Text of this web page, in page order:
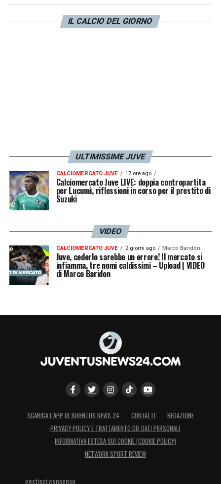
porterò per sempre con me è una
sensazione. La sensazione di essere stata
campo e nelle sedi in cui si prendono certe
LA PLAYLIST DELLE NOSTRE TOP NEWS
IL CALCIO DEL GIORNO
ULTIMISSIME JUVE
CALCIOMERCATO JUVE 17 ore ago
Calciomercato Juve LIVE: doppia contropartita
per Lucumì, riflessioni in corso per il prestito di
Suzuki
VIDEO
CALCIOMERCATO JUVE 2 giorni ago Marco Baridon
Juve, cederlo sarebbe un errore! Il mercato si
infiamma, tre nomi caldissimi – Upload | VIDEO
di Marco Baridon
SCARICA L’APP DI JUVENTUS NEWS 24 CONTATTI
REDAZIONE
PRIVACY POLICY E TRATTAMENTO DEI DATI PERSONALI
INFORMATIVA ESTESA SUI COOKIE (COOKIE POLICY)
NETWORK SPORT REVIEW
gestisci consenso